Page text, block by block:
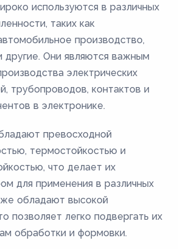
используются в различных
таких как
производство,
другие. Они являются важным
электрических
трубопроводов, контактов и
в электронике.
превосходной
термостойкостью и
что делает их
для применения в различных
обладают высокой
позволяет легко подвергать их
обработки и формовки.